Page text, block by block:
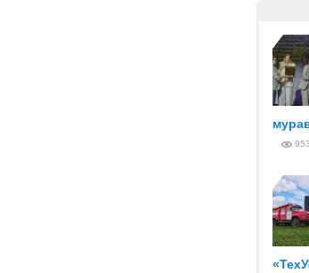
953